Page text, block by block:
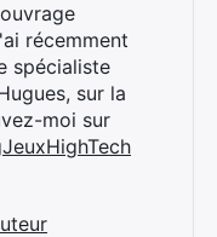
récemment
spécialiste
sur la
moi sur